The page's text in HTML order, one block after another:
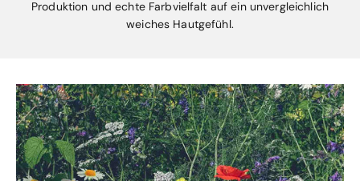
Produktion und echte Farbvielfalt auf ein unvergleichlich
weiches Hautgefühl.